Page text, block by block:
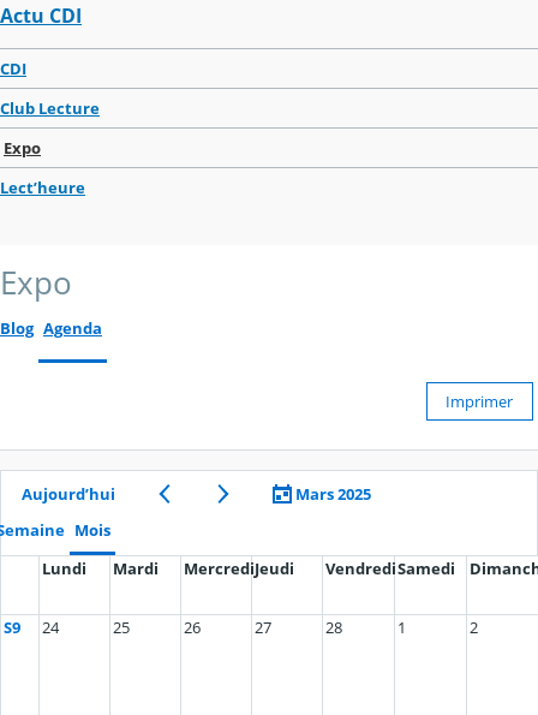
Actu CDI
CDI
Club Lecture
Expo
Lect’heure
Expo
Blog Agenda
Imprimer
Aujourd’hui
Mars 2025
Mois
Lundi
Mardi MercrediJeudi VendrediSamedi
S9 24 25 26 27 28 1 2